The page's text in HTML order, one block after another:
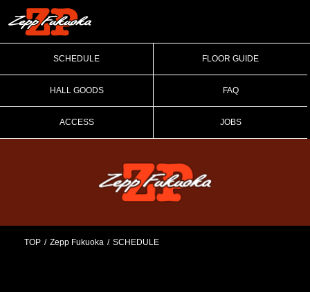
SCHEDULE FLOOR GUIDE
HALL GOODS FAQ
ACCESS JOBS
TOP Zepp Fukuoka SCHEDULE